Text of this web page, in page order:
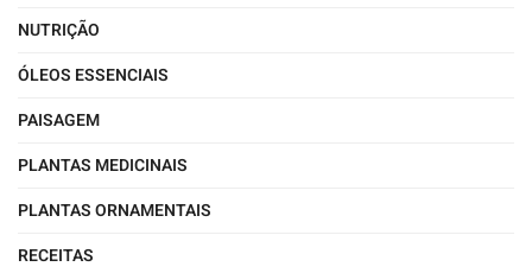
NUTRIÇÃO
ÓLEOS ESSENCIAIS
PAISAGEM
PLANTAS MEDICINAIS
PLANTAS ORNAMENTAIS
RECEITAS